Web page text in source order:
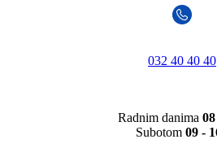
032 40 40 40
Radnim danima
Subotom 09 -